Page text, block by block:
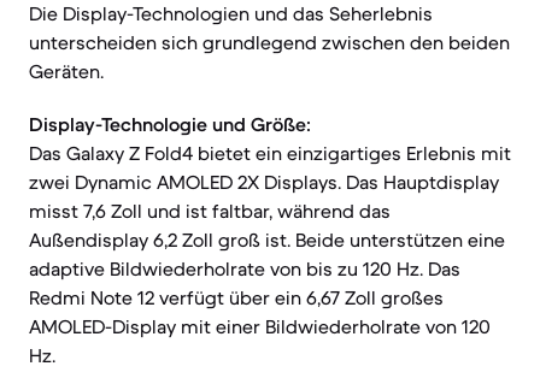
Die Display-Technologien und das Seherlebnis
unterscheiden sich grundlegend zwischen den beiden
Geräten.
Display-Technologie und Größe:
Das Galaxy Z Fold4 bietet ein einzigartiges Erlebnis mit
zwei Dynamic AMOLED 2X Displays. Das Hauptdisplay
misst 7,6 Zoll und ist faltbar, während das
Außendisplay 6,2 Zoll groß ist. Beide unterstützen eine
adaptive Bildwiederholrate von bis zu 120 Hz. Das
Redmi Note 12 verfügt über ein 6,67 Zoll großes
AMOLED-Display mit einer Bildwiederholrate von 120
Hz.